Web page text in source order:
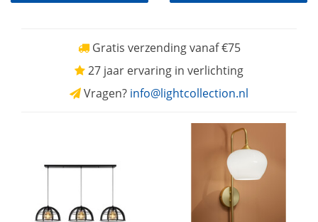
Gratis verzending vanaf €75
27 jaar ervaring in verlichting
Vragen? info@lightcollection.nl